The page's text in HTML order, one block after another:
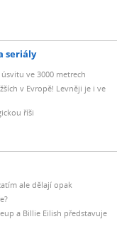
seriály
ve 3000 metrech
v Evropě! Levněji je i ve
říši
ale dělají opak
a Billie Eilish představuje